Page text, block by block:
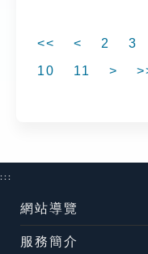
<< < 2 3
10
11 >
:::
網站導覽
服務簡介